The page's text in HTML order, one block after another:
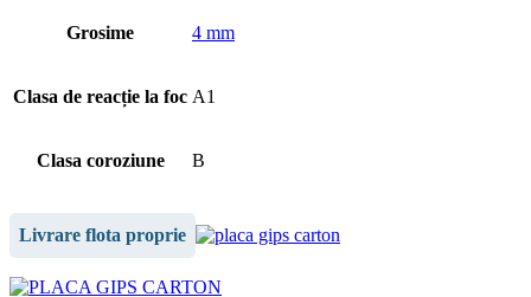
Grosime 4 mm
Clasa de reacție la foc A1
Clasa coroziune B
Livrare flota proprie